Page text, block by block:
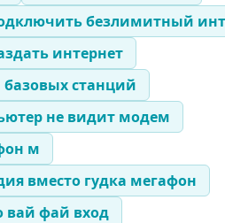
безлимитный
интернет
базовых станций
не видит модем
м
вместо гудка мегафон
вай фай вход